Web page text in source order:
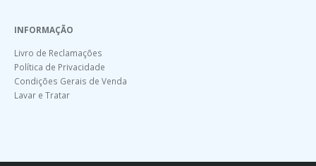
INFORMAÇÃO
Livro de Reclamações
Política de Privacidade
Condições Gerais de Venda
Lavar e Tratar